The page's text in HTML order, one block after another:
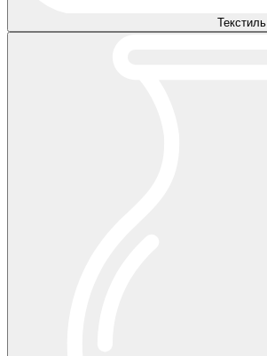
Текстиль